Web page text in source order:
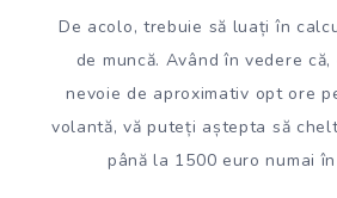
De acolo, trebuie să luați în
de muncă. Având în vedere
nevoie de aproximativ opt ore
volantă, vă puteți aștepta să
până la 1500 euro numai